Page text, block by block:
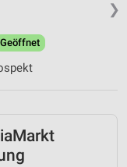
❯
Geöffnet